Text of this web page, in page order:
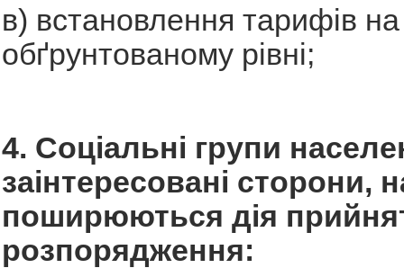
в) встановлення тарифів
обґрунтованому рівні;
4. Соціальні групи
заінтересовані сторони,
поширюються дія
розпорядження: